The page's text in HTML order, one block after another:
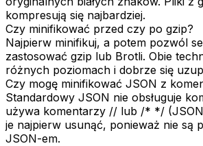
kompresują się najbardziej.
Czy minifikować przed czy po gzip?
Najpierw minifikuj, a potem pozwól
zastosować gzip lub Brotli. Obie
różnych poziomach i dobrze się
Czy mogę minifikować JSON z
Standardowy JSON nie obsługuje
używa komentarzy // lub /* */
je najpierw usunąć, ponieważ nie są
JSON-em.